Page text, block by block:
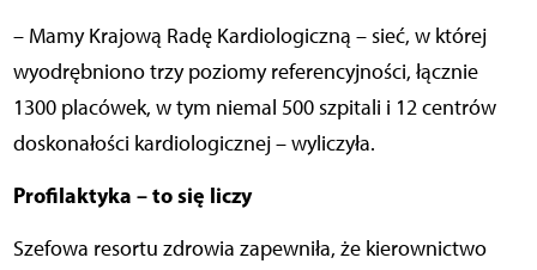
– Mamy Krajową Radę Kardiologiczną – sieć, w której
wyodrębniono trzy poziomy referencyjności, łącznie
1300 placówek, w tym niemal 500 szpitali i 12 centrów
doskonałości kardiologicznej – wyliczyła.
Profilaktyka – to się liczy
Szefowa resortu zdrowia zapewniła, że kierownictwo